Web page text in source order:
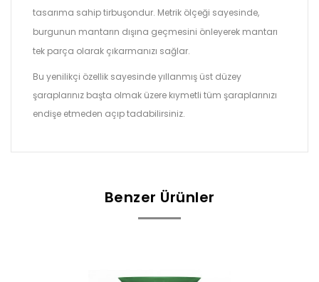
tasarıma sahip tirbuşondur. Metrik ölçeği sayesinde,
burgunun mantarın dışına geçmesini önleyerek mantarı
tek parça olarak çıkarmanızı sağlar.
Bu yenilikçi özellik sayesinde yıllanmış üst düzey
şaraplarınız başta olmak üzere kıymetli tüm şaraplarınızı
endişe etmeden açıp tadabilirsiniz.
Benzer Ürünler